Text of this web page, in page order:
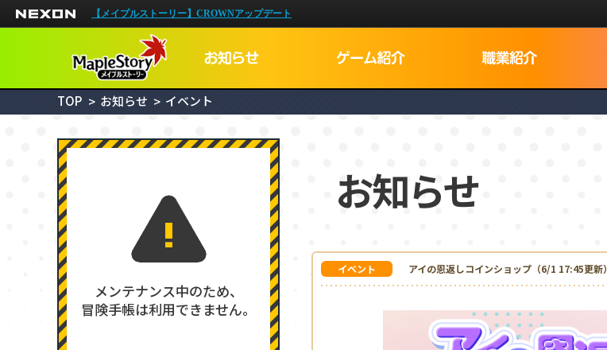
NEXON
【メイプルストーリー】CROWNアップデート
TOP お知らせ イベント
お知らせ
イベント アイの恩返しコインショップ（6/1 17:45更新）
メンテナンス中のため、
冒険手帳は利用できません。